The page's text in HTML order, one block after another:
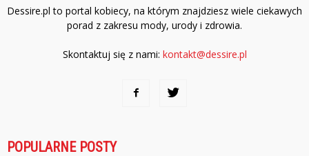
Dessire.pl to portal kobiecy, na którym znajdziesz wiele ciekawych
porad z zakresu mody, urody i zdrowia.
Skontaktuj się z nami: kontakt@dessire.pl
POPULARNE POSTY